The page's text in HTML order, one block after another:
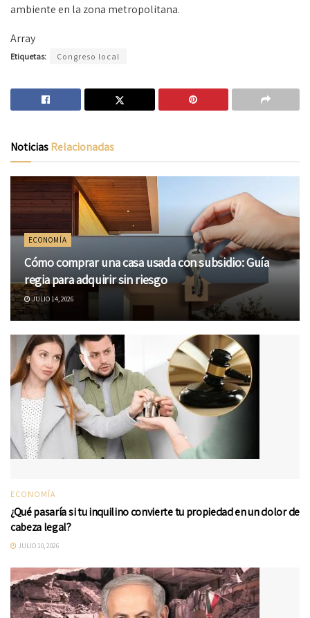
ambiente en la zona metropolitana.
Array
Etiquetas: Congreso local
NoticiasRelacionadas
ECONOMÍA
Cómo comprar una casa usada con subsidio: Guía
regia para adquirir sin riesgo
JULIO 14, 2026
ECONOMÍA
¿Qué pasaría si tu inquilino convierte tu propiedad en un dolor de
cabeza legal?
JULIO 10, 2026